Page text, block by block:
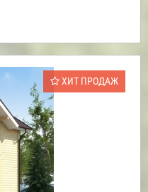
ХИТ ПРОДАЖ